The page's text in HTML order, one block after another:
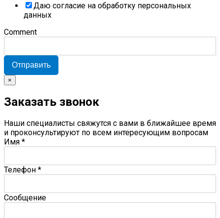
Даю согласие на обработку персональных
данных
Comment
Отправить
×
Заказать звонок
Наши специалисты свяжутся с вами в ближайшее время
и проконсультируют по всем интересующим вопросам
Имя *
Телефон *
Сообщение